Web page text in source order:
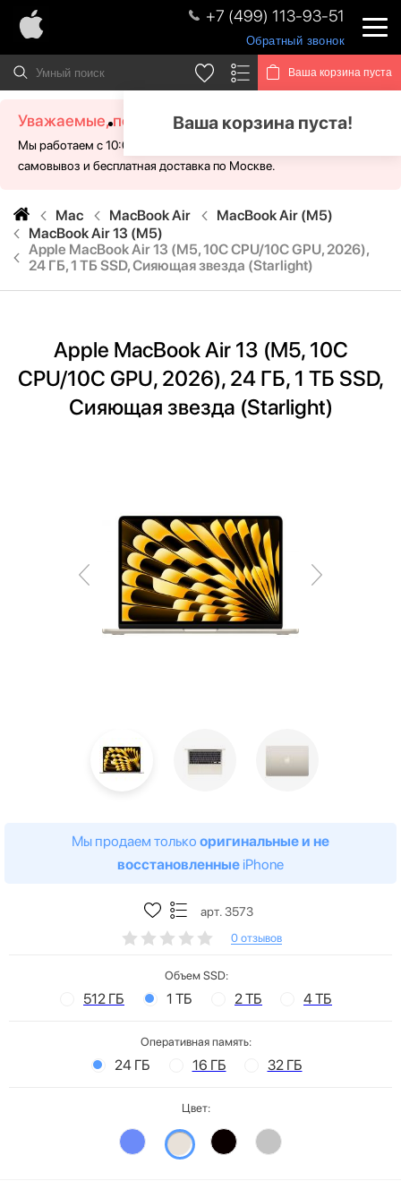
+7 (499) 113-93-51
Обратный звонок
Ваша корзина пуста
Ваша корзина пуста!
Уважаемые, посетители!
Мы работаем с 10:00 - 21:00 без выходных. Для Вас доступен
самовывоз и бесплатная доставка по Москве.
Mac MacBook Air
MacBook Air (M5)
MacBook Air 13 (M5)
Apple MacBook Air 13 (M5, 10C CPU/10C GPU, 2026),
24 ГБ, 1 ТБ SSD, Сияющая звезда (Starlight)
Apple MacBook Air 13 (M5, 10C
CPU/10C GPU, 2026), 24 ГБ, 1 ТБ SSD,
Сияющая звезда (Starlight)
Мы продаем только оригинальные и не
восстановленные iPhone
арт. 3573
0 отзывов
Объем SSD:
512 ГБ 1 ТБ 2 ТБ 4 ТБ
Оперативная память:
24 ГБ 16 ГБ 32 ГБ
Цвет: